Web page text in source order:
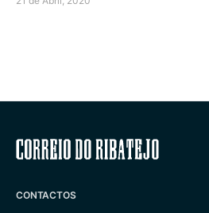
Correio do
CONTACTOS